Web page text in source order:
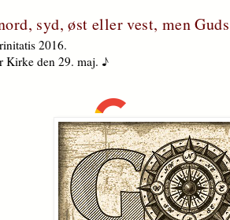
syd, øst eller vest, men
2016.
Kirke den 29. maj. ♪